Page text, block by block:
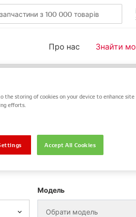
Про нас Знайти
пошуком за VIN /
Модель
Обрати модель
the storing of cookies on your device to enhance site
efforts.
Accept All Cookies